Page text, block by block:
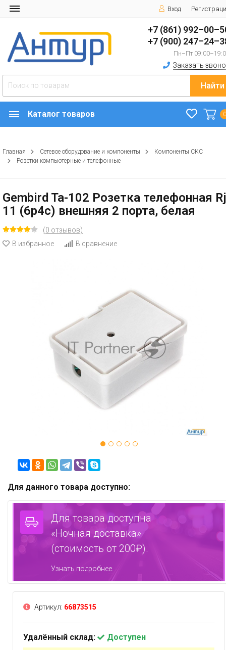
Вход
+7 (861)
+7 (900)
Пн–Пт
Заказать
Найти
Каталог товаров
Главная Сетевое оборудование и компоненты
Компоненты СКС
Розетки компьютерные и телефонные
Gembird Ta-102 Розетка телефонная
11 (6p4c) внешняя 2 порта, белая
(0 отзывов)
В избранное
В сравнение
Для данного товара доступно:
Для товара доступна
«Ночная доставка»
(стоимость от 200₽).
Узнать подробнее.
Артикул: 66873515
Удалённый склад:
Доступен